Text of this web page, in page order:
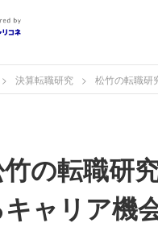
決算転職研究 松竹の転職
の転職研
キャリア機